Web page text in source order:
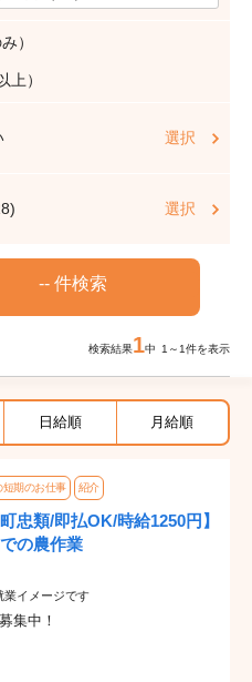
）
上）
選択
選択
検索結果1中 1～1件を表示
日給順 月給順
短期のお仕事 紹介
町忠類/即払OK/時給1250円】
の農作業
イメージです
集中！